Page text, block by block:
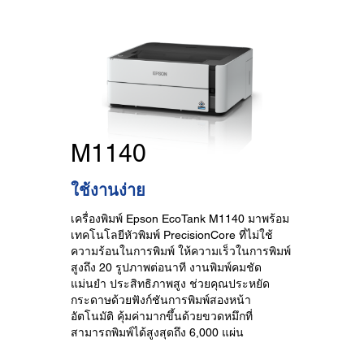
M1140
ใช้งานง่าย
เครื่องพิมพ์ Epson EcoTank M1140 มาพร้อม
เทคโนโลยีหัวพิมพ์ PrecisionCore ที่ไม่ใช้
ความร้อนในการพิมพ์ ให้ความเร็วในการพิมพ์
สูงถึง 20 รูปภาพต่อนาที งานพิมพ์คมชัด
แม่นยำ ประสิทธิภาพสูง ช่วยคุณประหยัด
กระดาษด้วยฟังก์ชันการพิมพ์สองหน้า
อัตโนมัติ คุ้มค่ามากขึ้นด้วยขวดหมึกที่
สามารถพิมพ์ได้สูงสุดถึง 6,000 แผ่น